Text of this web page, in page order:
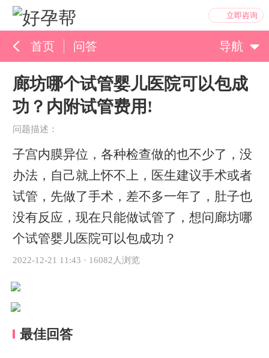
立即咨询
首页 问答 导航
孕育百科
廊坊哪个试管婴儿医院可以包成
功？内附试管费用!
问题描述：
子宫内膜异位，各种检查做的也不少了，没
办法，自己就上怀不上，医生建议手术或者
试管，先做了手术，差不多一年了，肚子也
没有反应，现在只能做试管了，想问廊坊哪
个试管婴儿医院可以包成功？
2022-12-21 11:43 · 16082人浏览
最佳回答